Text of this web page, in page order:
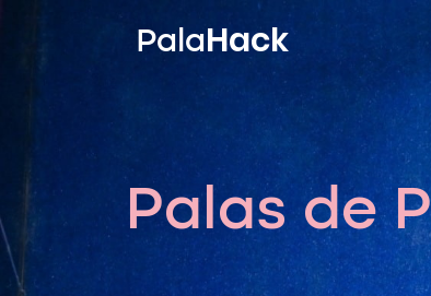
PalaHack
Palas de